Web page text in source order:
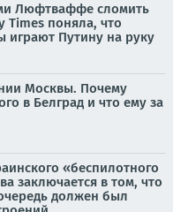
Люфтваффе сломить
Times поняла, что
играют Путину на руку
Москвы. Почему
в Белград и что ему за
«беспилотного
заключается в том, что
должен был